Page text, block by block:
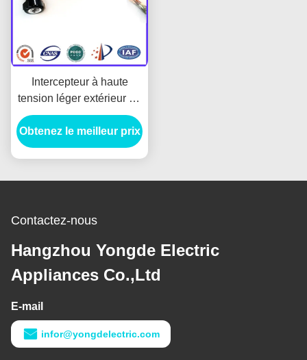
Intercepteur à haute
tension léger extérieur de
montée subite pour la
centrale
Obtenez le meilleur prix
Contactez-nous
Hangzhou Yongde Electric
Appliances Co.,Ltd
E-mail
infor@yongdelectric.com